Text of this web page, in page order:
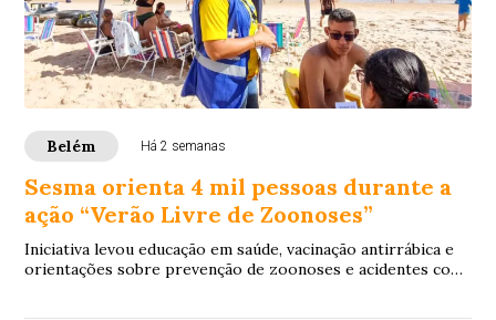
Belém Há 2 semanas
Sesma orienta 4 mil pessoas durante a
ação “Verão Livre de Zoonoses”
Iniciativa levou educação em saúde, vacinação antirrábica e
orientações sobre prevenção de zoonoses e acidentes com